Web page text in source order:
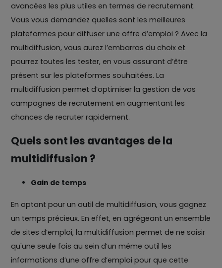
avancées les plus utiles en termes de recrutement.
Vous vous demandez quelles sont les meilleures
plateformes pour diffuser une offre d’emploi ? Avec la
multidiffusion, vous aurez l’embarras du choix et
pourrez toutes les tester, en vous assurant d’être
présent sur les plateformes souhaitées. La
multidiffusion permet d’optimiser la gestion de vos
campagnes de recrutement en augmentant les
chances de recruter rapidement.
Quels sont les avantages de la
multidiffusion ?
Gain de temps
En optant pour un outil de multidiffusion, vous gagnez
un temps précieux. En effet, en agrégeant un ensemble
de sites d’emploi, la multidiffusion permet de ne saisir
qu'une seule fois au sein d’un même outil les
informations d’une offre d’emploi pour que cette